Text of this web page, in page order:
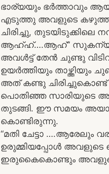
ഭാര്യയും ഭർത്താവും
എടുത്തു അവളുടെ
ചിരിച്ചു,
ആഹ്ഹ്….ആഹ്” സുകന്യ
അവൾട്ട് തേൻ ചുണ്ടു
ഉയർത്തിയും താഴ്ത്തിയും
അത് കണ്ടു
പൊതിഞ്ഞ സാരിയുടെ
തുടങ്ങി. ഈ സമയം
കൊണ്ടിരുന്നു.
“മതി ചേട്ടാ
ഉരുമ്മിയപ്പോൾ
ഇരുകൈകൊണ്ടും അവളുടെ